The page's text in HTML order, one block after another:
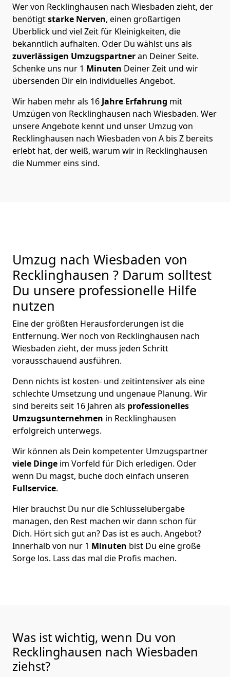
Wer von Recklinghausen nach Wiesbaden zieht, der
benötigtstarke Nerven, einen großartigen
Überblick und viel Zeit für Kleinigkeiten, die
bekanntlich aufhalten. Oder Du wählst uns als
zuverlässigen Umzugspartneran Deiner Seite.
Schenke uns nur 1 Minuten Deiner Zeit und wir
übersenden Dir ein individuelles Angebot.
Wir haben mehr als 16 Jahre Erfahrung mit
Umzügen von Recklinghausen nach Wiesbaden. Wer
unsere Angebote kennt und unser Umzug von
Recklinghausen nach Wiesbaden von A bis Z bereits
erlebt hat, der weiß, warum wir in Recklinghausen
die Nummer eins sind.
Umzug nach Wiesbaden von
Recklinghausen ? Darum solltest
Du unsere professionelle Hilfe
nutzen
Eine der größten Herausforderungen ist die
Entfernung. Wer noch von Recklinghausen nach
Wiesbaden zieht, der muss jeden Schritt
vorausschauend ausführen.
Denn nichts ist kosten- und zeitintensiver als eine
schlechte Umsetzung und ungenaue Planung. Wir
sind bereits seit 16 Jahren als professionelles
Umzugsunternehmen in Recklinghausen
erfolgreich unterwegs.
Wir können als Dein kompetenter Umzugspartner
viele Dinge im Vorfeld für Dich erledigen. Oder
wenn Du magst, buche doch einfach unseren
Fullservice.
Hier brauchst Du nur die Schlüsselübergabe
managen, den Rest machen wir dann schon für
Dich. Hört sich gut an? Das ist es auch. Angebot?
Innerhalb von nur 1 Minuten bist Du eine große
Sorge los. Lass das mal die Profis machen.
Was ist wichtig, wenn Du von
Recklinghausen nach Wiesbaden
ziehst?